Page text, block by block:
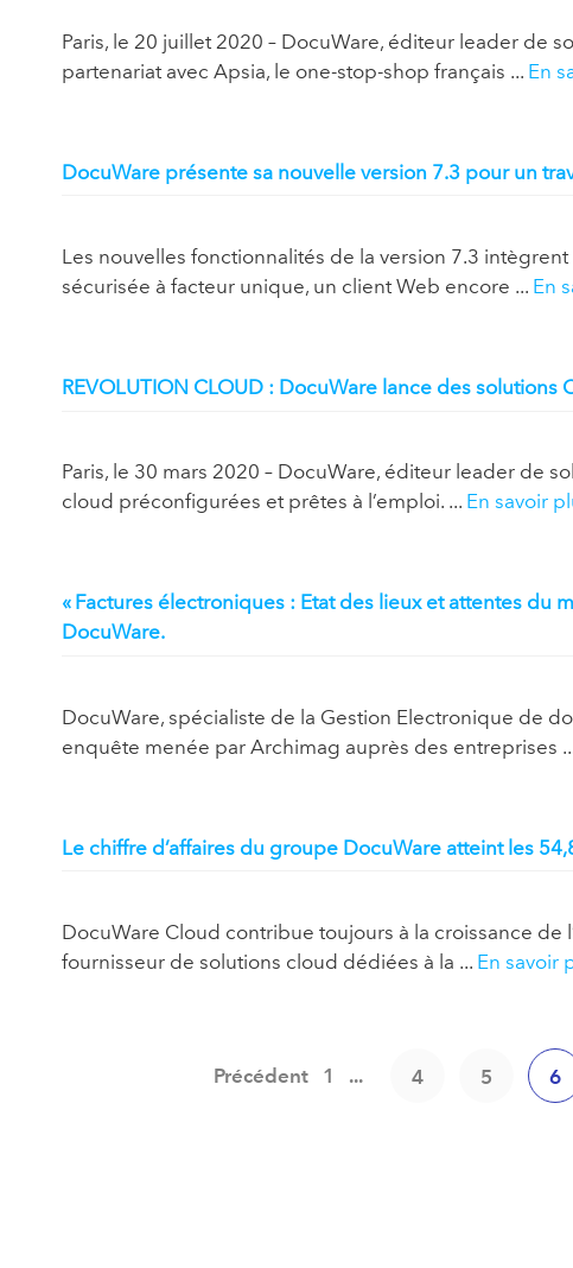
Paris, le 20 juillet 2020 – DocuWare, éditeur leader de
partenariat avec Apsia, le one-stop-shop français ... En
DocuWare présente sa nouvelle version 7.3 pour un
Les nouvelles fonctionnalités de la version 7.3
sécurisée à facteur unique, un client Web encore ... En
REVOLUTION CLOUD : DocuWare lance des
Paris, le 30 mars 2020 – DocuWare, éditeur leader de
cloud préconfigurées et prêtes à l’emploi. ... En savoir
« Factures électroniques : Etat des lieux et attentes du
DocuWare.
DocuWare, spécialiste de la Gestion Electronique de
enquête menée par Archimag auprès des entreprises
Le chiffre d’affaires du groupe DocuWare atteint les
DocuWare Cloud contribue toujours à la croissance de
fournisseur de solutions cloud dédiées à la ... En savoir
Précédent 1 ... 4 5 6